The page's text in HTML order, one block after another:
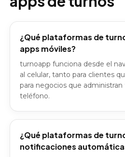
¿Qué plataformas de
apps móviles?
turnoapp funciona desde el
al celular, tanto para clientes
para negocios que
teléfono.
¿Qué plataformas de
notificaciones